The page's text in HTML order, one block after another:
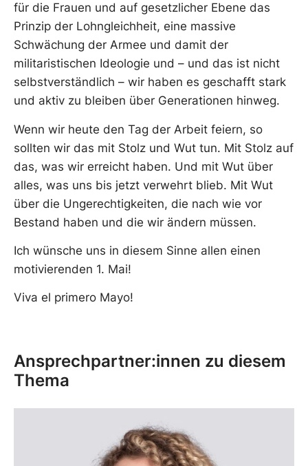
für die Frauen und auf gesetzlicher Ebene das
Prinzip der Lohngleichheit, eine massive
Schwächung der Armee und damit der
militaristischen Ideologie und – und das ist nicht
selbstverständlich – wir haben es geschafft stark
und aktiv zu bleiben über Generationen hinweg.
Wenn wir heute den Tag der Arbeit feiern, so
sollten wir das mit Stolz und Wut tun. Mit Stolz auf
das, was wir erreicht haben. Und mit Wut über
alles, was uns bis jetzt verwehrt blieb. Mit Wut
über die Ungerechtigkeiten, die nach wie vor
Bestand haben und die wir ändern müssen.
Ich wünsche uns in diesem Sinne allen einen
motivierenden 1. Mai!
Viva el primero Mayo!
Ansprechpartner:innen zu diesem
Thema